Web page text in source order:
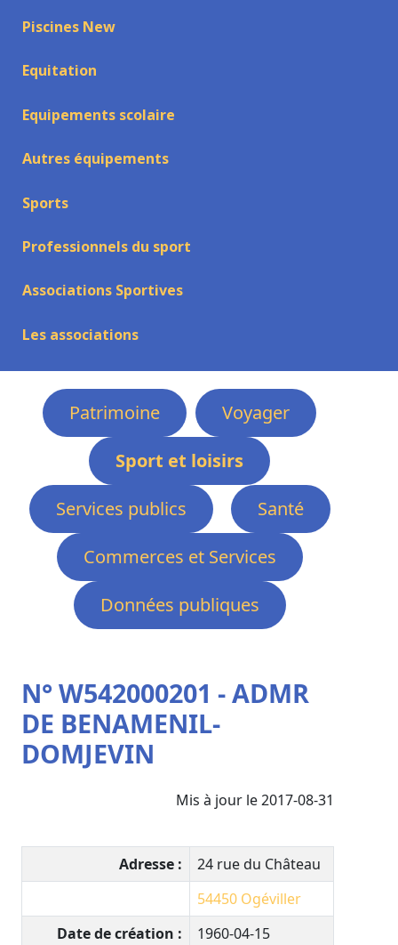
Piscines New
Equitation
Equipements scolaire
Autres équipements
Sports
Professionnels du sport
Associations Sportives
Les associations
Patrimoine
Voyager
Sport et loisirs
Services publics
Santé
Commerces et Services
Données publiques
N° W542000201 - ADMR
DE BENAMENIL-
DOMJEVIN
Mis à jour le 2017-08-31
Adresse :
24 rue du Château
54450 Ogéviller
Date de création :
1960-04-15